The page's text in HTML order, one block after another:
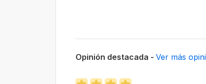
Opinión destacada - Ver más